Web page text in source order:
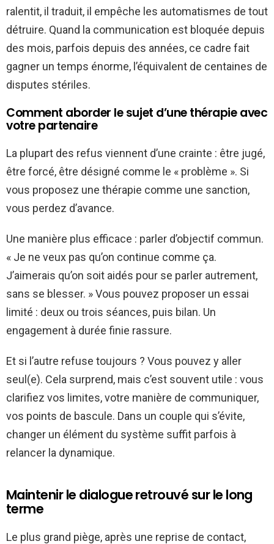
ralentit, il traduit, il empêche les automatismes de tout
détruire. Quand la communication est bloquée depuis
des mois, parfois depuis des années, ce cadre fait
gagner un temps énorme, l’équivalent de centaines de
disputes stériles.
Comment aborder le sujet d’une thérapie avec
votre partenaire
La plupart des refus viennent d’une crainte : être jugé,
être forcé, être désigné comme le « problème ». Si
vous proposez une thérapie comme une sanction,
vous perdez d’avance.
Une manière plus efficace : parler d’objectif commun.
« Je ne veux pas qu’on continue comme ça.
J’aimerais qu’on soit aidés pour se parler autrement,
sans se blesser. » Vous pouvez proposer un essai
limité : deux ou trois séances, puis bilan. Un
engagement à durée finie rassure.
Et si l’autre refuse toujours ? Vous pouvez y aller
seul(e). Cela surprend, mais c’est souvent utile : vous
clarifiez vos limites, votre manière de communiquer,
vos points de bascule. Dans un couple qui s’évite,
changer un élément du système suffit parfois à
relancer la dynamique.
Maintenir le dialogue retrouvé sur le long
terme
Le plus grand piège, après une reprise de contact,